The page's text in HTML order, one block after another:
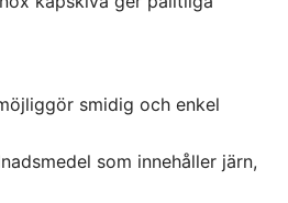
smidig och enkel
som innehåller järn,